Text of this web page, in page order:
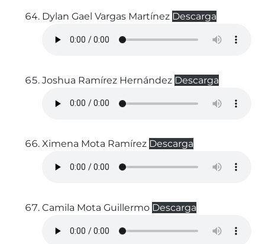
Dylan Gael Vargas Martínez Descarga
Joshua Ramírez Hernández Descarga
Ximena Mota Ramírez Descarga
Camila Mota Guillermo Descarga